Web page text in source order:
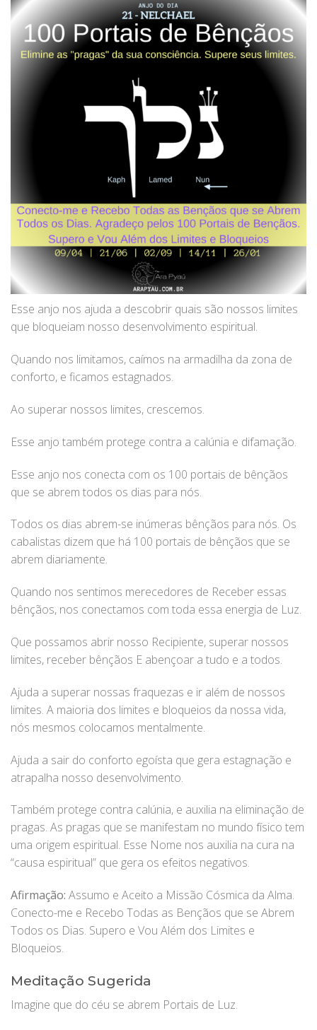
Esse anjo nos ajuda a descobrir quais são nossos limites
que bloqueiam nosso desenvolvimento espiritual.
Quando nos limitamos, caímos na armadilha da zona de
conforto, e ficamos estagnados.
Ao superar nossos limites, crescemos.
Esse anjo também protege contra a calúnia e difamação.
Esse anjo nos conecta com os 100 portais de bênçãos
que se abrem todos os dias para nós.
Todos os dias abrem-se inúmeras bênçãos para nós. Os
cabalistas dizem que há 100 portais de bênçãos que se
abrem diariamente.
Quando nos sentimos merecedores de Receber essas
bênçãos, nos conectamos com toda essa energia de Luz.
Que possamos abrir nosso Recipiente, superar nossos
limites, receber bênçãos E abençoar a tudo e a todos.
Ajuda a superar nossas fraquezas e ir além de nossos
limites. A maioria dos limites e bloqueios da nossa vida,
nós mesmos colocamos mentalmente.
Ajuda a sair do conforto egoísta que gera estagnação e
atrapalha nosso desenvolvimento.
Também protege contra calúnia, e auxilia na eliminação de
pragas. As pragas que se manifestam no mundo físico tem
uma origem espiritual. Esse Nome nos auxilia na cura na
“causa espiritual” que gera os efeitos negativos.
Afirmação: Assumo e Aceito a Missão Cósmica da Alma.
Conecto-me e Recebo Todas as Bençãos que se Abrem
Todos os Dias. Supero e Vou Além dos Limites e
Bloqueios.
Meditação Sugerida
Imagine que do céu se abrem Portais de Luz.